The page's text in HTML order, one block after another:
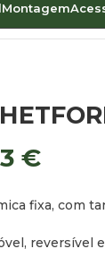
Montagem
€
fixa, com
reversível